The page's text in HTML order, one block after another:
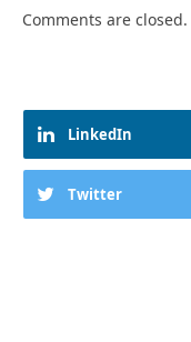
Comments are closed.
LinkedIn
Twitter